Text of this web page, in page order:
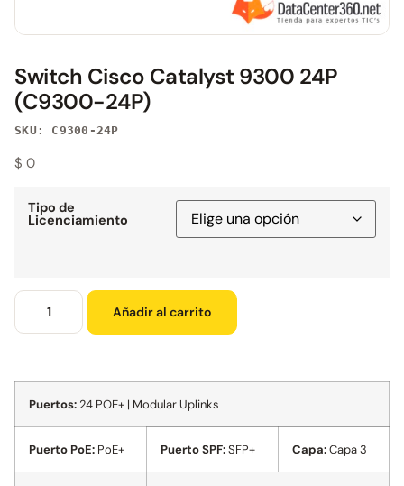
Switch Cisco Catalyst 9300 24P
(C9300-24P)
SKU: C9300-24P
$ 0
Tipo de
Licenciamiento
Añadir al carrito
Puertos:24 POE+ | Modular Uplinks
Puerto PoE: PoE+ Puerto SPF:SFP+ Capa:Capa 3